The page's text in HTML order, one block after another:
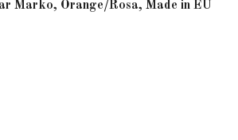
Marko, Orange/Rosa, Made in EU